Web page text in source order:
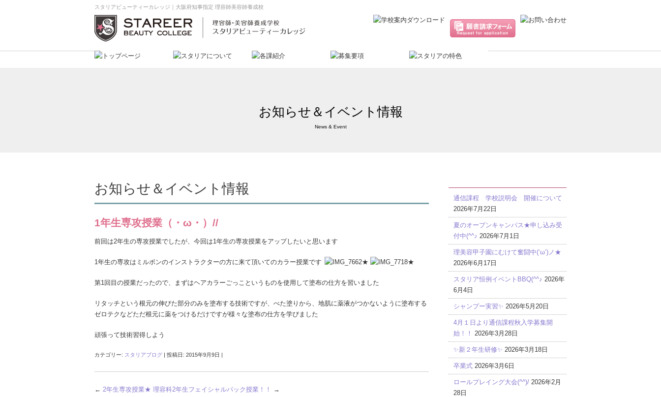
スタリアビューティーカレッジ｜大阪府知事指定 理容師美容師養成校
お知らせ＆イベント情報
News & Event
お知らせ＆イベント情報
1年生専攻授業（・ω・）//
前回は2年生の専攻授業でしたが、今回は1年生の専攻授業をアップしたいと思います
1年生の専攻はミルボンのインストラクターの方に来て頂いてのカラー授業です
第1回目の授業だったので、まずはヘアカラーごっこというものを使用して塗布の仕方を習いました
リタッチという根元の伸びた部分のみを塗布する技術ですが、べた塗りから、地肌に薬液がつかないように塗布する
ゼロテクなどただ根元に薬をつけるだけですが様々な塗布の仕方を学びました
頑張って技術習得しよう
カテゴリー: スタリアブログ | 投稿日: 2015年9月9日 |
← 2年生専攻授業★ 理容科2年生フェイシャルパック授業！！ →
通信課程 学校説明会 開催について
2026年7月22日
夏のオープンキャンパス★申し込み受
付中(^^♪ 2026年7月1日
理美容甲子園にむけて奮闘中(‘ω’)ノ★
2026年6月17日
スタリア恒例イベントBBQ(^^♪ 2026年
6月4日
シャンプー実習✨ 2026年5月20日
4月１日より通信課程秋入学募集開
始！！
2026年3月28日
✨新２年生研修✨ 2026年3月18日
卒業式 2026年3月6日
ロールプレイング大会(^^)/ 2026年2月
28日